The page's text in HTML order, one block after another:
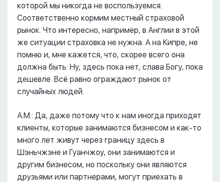
которой мы никогда не воспользуемся.
Соответственно кормим местный страховой
рынок. Что интересно, например, в Англии в этой
же ситуации страховка не нужна. А на Кипре, не
помню и, мне кажется, что, скорее всего она
должна быть. Ну, здесь пока нет, слава Богу, пока
дешевле. Всё равно ограждают рынок от
случайных людей.
А.М.: Да, даже потому что к нам иногда приходят
клиенты, которые занимаются бизнесом и как-то
много лет живут через границу здесь в
Шэньчжэне и Гуанчжоу, они занимаются и
другим бизнесом, но поскольку они являются
друзьями или партнерами, могут приехать в